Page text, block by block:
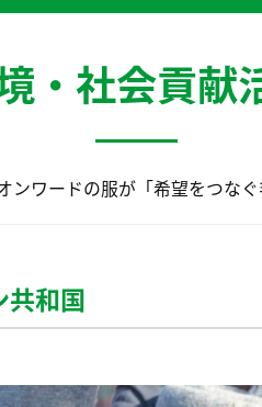
・社会貢献
ンワードの服が「希望をつなぐ
共和国